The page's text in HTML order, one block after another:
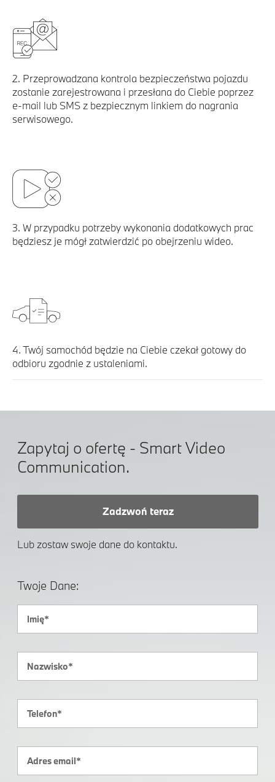
2. Przeprowadzana kontrola bezpieczeństwa pojazdu
zostanie zarejestrowana i przesłana do Ciebie poprzez
e-mail lub SMS z bezpiecznym linkiem do nagrania
serwisowego.
3. W przypadku potrzeby wykonania dodatkowych prac
będziesz je mógł zatwierdzić po obejrzeniu wideo.
4. Twój samochód będzie na Ciebie czekał gotowy do
odbioru zgodnie z ustaleniami.
Zapytaj o ofertę - Smart Video
Communication.
Zadzwoń teraz
Lub zostaw swoje dane do kontaktu.
Twoje Dane: